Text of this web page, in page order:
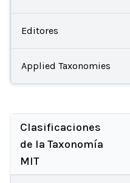
Editores
Applied Taxonomies
Clasificaciones
de la Taxonomía
MIT